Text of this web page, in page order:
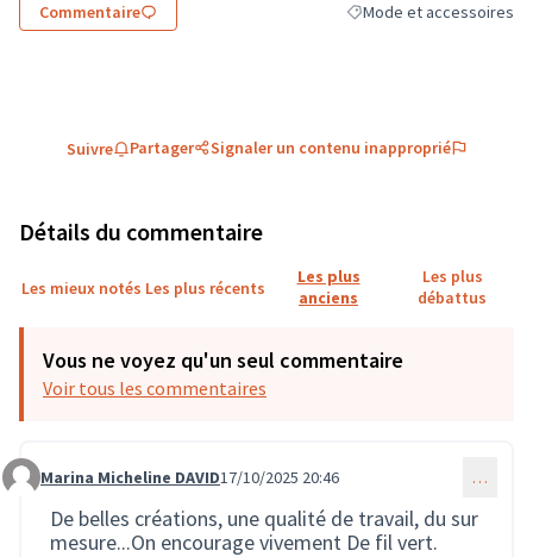
Commentaire Filtrer les résultats de la
Mode et accessoires
Suivre Partager Signaler un contenu inapproprié
Détails du commentaire
Les mieux notés Les plus récents
Les plus
anciens
Les plus
débattus
Vous ne voyez qu'un seul commentaire
Voir tous les commentaires
Commentaire 3897
Marina Micheline DAVID17/10/2025 20:46 …
De belles créations, une qualité de travail, du sur
mesure...On encourage vivement De fil vert.